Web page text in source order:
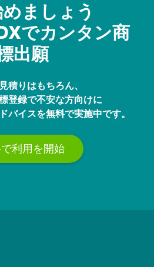
ましょう
でカンタン商
出願
積りはもちろん、
登録で不安な方向けに
バイスを無料で実施中です。
利用を開始